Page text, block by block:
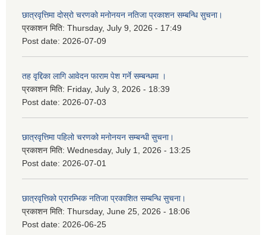
छात्रवृत्तिमा दोस्रो चरणको मनोनयन नतिजा प्रकाशन सम्बन्धि सुचना।
प्रकाशन मिति: Thursday, July 9, 2026 - 17:49
Post date: 2026-07-09
तह वृद्दिका लागि आवेदन फाराम पेश गर्ने सम्बन्धमा ।
प्रकाशन मिति: Friday, July 3, 2026 - 18:39
Post date: 2026-07-03
छात्रवृत्तिमा पहिलो चरणको मनोनयन सम्बन्धी सुचना।
प्रकाशन मिति: Wednesday, July 1, 2026 - 13:25
Post date: 2026-07-01
छात्रवृत्तिको प्रारम्भिक नतिजा प्रकाशित सम्बन्धि सुचना।
प्रकाशन मिति: Thursday, June 25, 2026 - 18:06
Post date: 2026-06-25